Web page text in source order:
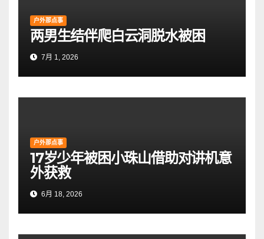
户外那点事
两男生结伴爬白云洞脱水被困
7月 1, 2026
户外那点事
17岁少年被困小珠山借助对讲机意
外获救
6月 18, 2026